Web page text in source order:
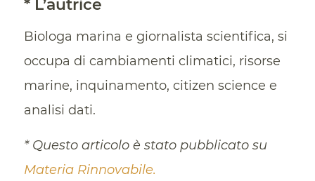
* L’autrice
Biologa marina e giornalista scientifica, si
occupa di cambiamenti climatici, risorse
marine, inquinamento, citizen science e
analisi dati.
* Questo articolo è stato pubblicato su
Materia Rinnovabile.